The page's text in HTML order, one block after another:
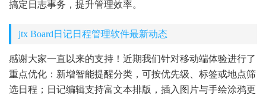
搞定日志事务，提升管理效率。
jtx Board日记日程管理软件最新动态
感谢大家一直以来的支持！近期我们针对移动端体验进行了
重点优化：新增智能提醒分类，可按优先级、标签或地点筛
选日程；日记编辑支持富文本排版，插入图片与手绘涂鸦更